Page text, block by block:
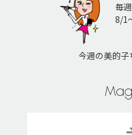
毎
8/1
今週の美的